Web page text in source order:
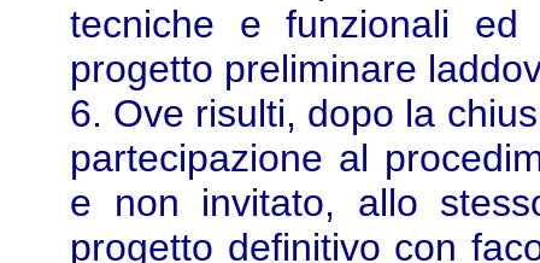
tecniche e funzionali
progetto preliminare
6. Ove risulti, dopo la
partecipazione al
e non invitato, allo
progetto definitivo con